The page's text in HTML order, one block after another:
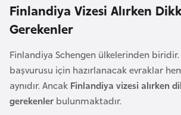
Finlandiya Vizesi Alırken
Gerekenler
Finlandiya Schengen ülkelerinden
başvurusu için hazırlanacak evraklar
aynıdır. Ancak Finlandiya vizesi alırken
gerekenler bulunmaktadır.
A
u
s
t
u